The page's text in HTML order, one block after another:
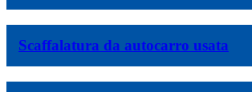
Scaffalatura da autocarro usata